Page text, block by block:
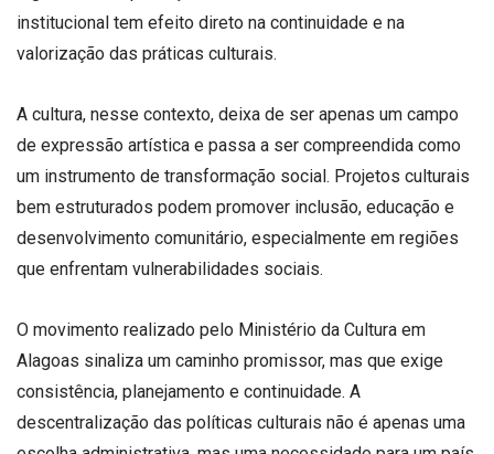
institucional tem efeito direto na continuidade e na
valorização das práticas culturais.
A cultura, nesse contexto, deixa de ser apenas um campo
de expressão artística e passa a ser compreendida como
um instrumento de transformação social. Projetos culturais
bem estruturados podem promover inclusão, educação e
desenvolvimento comunitário, especialmente em regiões
que enfrentam vulnerabilidades sociais.
O movimento realizado pelo Ministério da Cultura em
Alagoas sinaliza um caminho promissor, mas que exige
consistência, planejamento e continuidade. A
descentralização das políticas culturais não é apenas uma